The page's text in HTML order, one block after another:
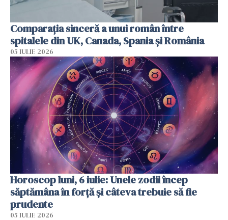
Comparația sinceră a unui român între
spitalele din UK, Canada, Spania și România
05 IULIE 2026
Horoscop luni, 6 iulie: Unele zodii încep
săptămâna în forță și câteva trebuie să fie
prudente
05 IULIE 2026